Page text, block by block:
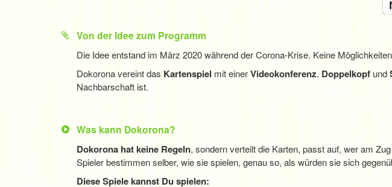
Von der Idee zum Programm
Die Idee entstand im März 2020 während der Corona-Krise. Keine
Dokorona vereint das Kartenspiel mit einerVideokonferenz. Doppelkopf und
Nachbarschaft ist.
Was kann Dokorona?
Dokorona hat keine Regeln, sondern verteilt die Karten, passt auf, wer am
Spieler bestimmen selber, wie sie spielen, genau so, als würden sie sich
Diese Spiele kannst Du spielen: